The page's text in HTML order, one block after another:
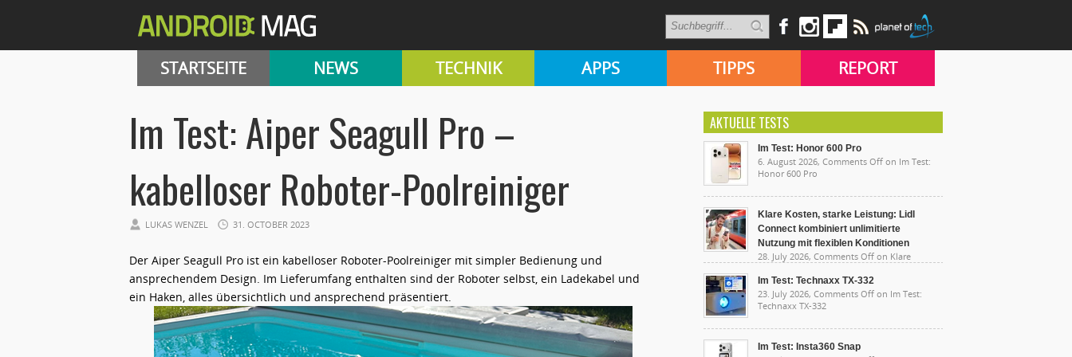
STARTSEITE NEWS TECHNIK APPS TIPPS REPORT
Im Test: Aiper Seagull Pro –
kabelloser Roboter-Poolreiniger
LUKAS WENZEL 31. OCTOBER 2023
Der Aiper Seagull Pro ist ein kabelloser Roboter-Poolreiniger mit simpler Bedienung und
ansprechendem Design. Im Lieferumfang enthalten sind der Roboter selbst, ein Ladekabel und
ein Haken, alles übersichtlich und ansprechend präsentiert.
AKTUELLE TESTS
Im Test: Honor 600 Pro
6. August 2026, Comments Off on Im Test:
Honor 600 Pro
Klare Kosten, starke Leistung: Lidl
Connect kombiniert unlimitierte
Nutzung mit flexiblen Konditionen
28. July 2026, Comments Off on Klare
unlimitierte Nutzung mit flexiblen Konditionen
Im Test: Technaxx TX-332
23. July 2026, Comments Off on Im Test:
Technaxx TX-332
Im Test: Insta360 Snap